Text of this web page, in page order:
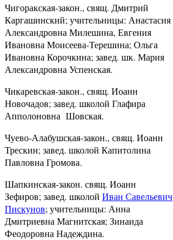
Чигоракская-закон., свящ. Дмитрий
Каргашинский; учительницы: Анастасия
Александровна Милешина, Евгения
Ивановна Моисеева-Терешина; Ольга
Ивановна Корочкина; завед. шк. Мария
Александровна Успенская.
Чикаревская-закон., свящ. Иоанн
Новочадов; завед. школой Глафира
Апполоновна Шовская.
Чуево-Алабушская-закон., свящ. Иоанн
Трескин; завед. школой Капитолина
Павловна Громова.
Шапкинская-закон. свящ. Иоанн
Зефиров; завед. школой Иван Савельевич
Пискунов; учительницы: Анна
Дмитриевна Магнитская; Зинаида
Феодоровна Надеждина.